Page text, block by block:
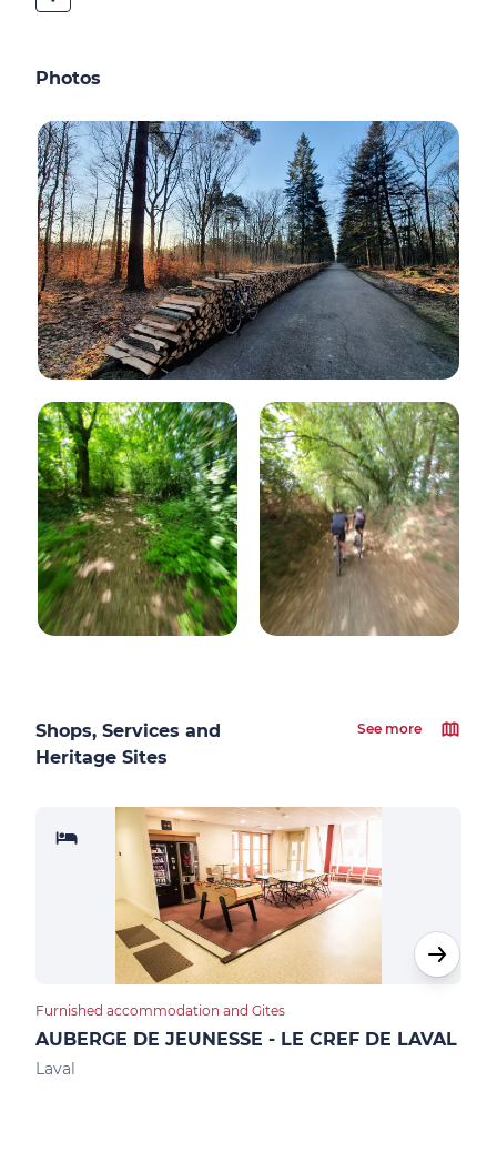
Photos
Shops, Services and
Heritage Sites
See more
Furnished accommodation and Gites
AUBERGE DE JEUNESSE - LE CREF DE LAVAL
Laval